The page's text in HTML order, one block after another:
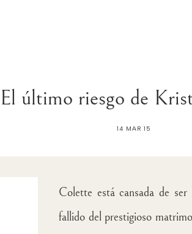
El último riesgo de
14 MAR 15
Colette está cansada de
fallido del prestigioso